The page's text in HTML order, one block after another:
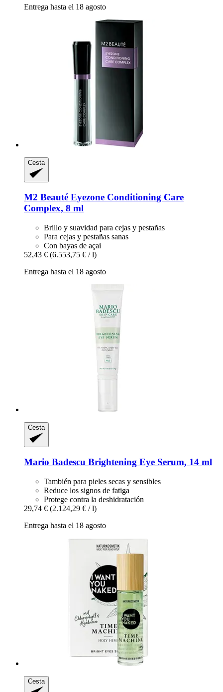
Entrega hasta el 18 agosto
Cesta
M2 Beauté Eyezone Conditioning Care
Complex, 8 ml
Brillo y suavidad para cejas y pestañas
Para cejas y pestañas sanas
Con bayas de açai
52,43 € (6.553,75 € / l)
Entrega hasta el 18 agosto
Cesta
Mario Badescu Brightening Eye Serum, 14 ml
También para pieles secas y sensibles
Reduce los signos de fatiga
Protege contra la deshidratación
29,74 € (2.124,29 € / l)
Entrega hasta el 18 agosto
Cesta